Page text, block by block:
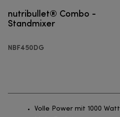
nutribullet® Combo -
Standmixer
NBF450DG
Volle Power mit 1000 Watt